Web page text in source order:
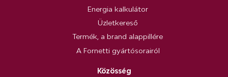
Energia kalkulátor
Üzletkereső
Termék, a brand alappillére
A Fornetti gyártósorairól
Közösség